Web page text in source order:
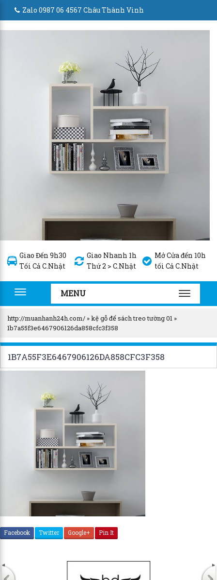
Zalo 0987 06 4567 Châu Thành Vinh
Giao Đến 9h30
Tối Cả C.Nhật
Giao Nhanh 1h
Thứ 2 > C.Nhật
Mở Cửa đến 10h
tối Cả C.Nhật
Toggle
navigation
MENU
TOGGLE
http://muanhanh24h.com/ »kệ gỗ để sách treo tường 01 »
1b7a55f3e6467906126da858cfc3f358
1B7A55F3E6467906126DA858CFC3F358
Facebook Twitter Google+ Pin It